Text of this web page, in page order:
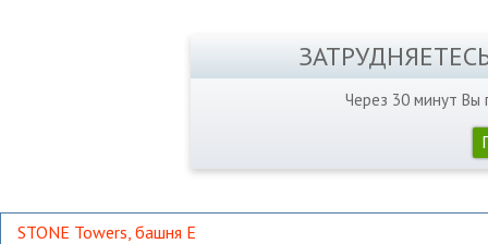
Через 30 минут Вы
STONE Towers, башня Е